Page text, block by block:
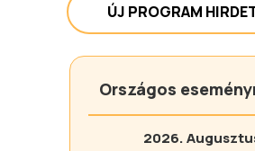
ÚJ PROGRAM
Országos
2026.